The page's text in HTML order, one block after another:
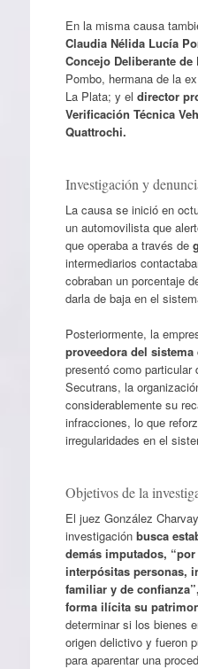
En la misma causa
Claudia Nélida Lucía
Concejo Deliberante de
Pombo, hermana de la
La Plata; y el director
Verificación Técnica
Quattrochi.
Investigación y
La causa se inició en
un automovilista que
que operaba a través de
intermediarios
cobraban un porcentaje
darla de baja en el
Posteriormente, la
proveedora del
presentó como particular
Secutrans, la
considerablemente su
infracciones, lo que
irregularidades en el
Objetivos de la
El juez González
investigaciónbusca
demás imputados,
interpósitas personas,
familiar y de
forma ilícita su
determinar si los bienes
origen delictivo y fueron
para aparentar una